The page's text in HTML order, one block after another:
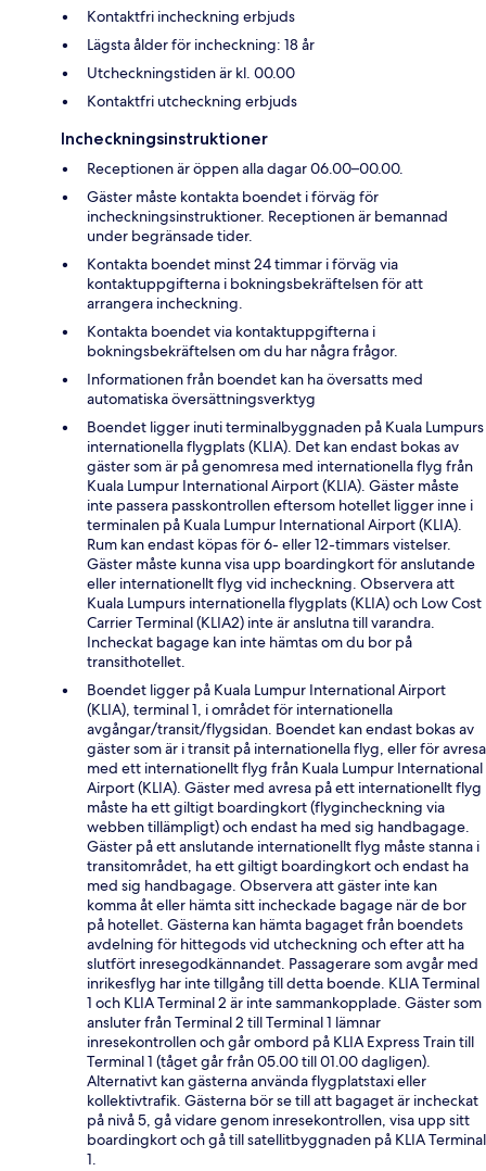
Kontaktfri incheckning erbjuds
Lägsta ålder för incheckning: 18 år
Utcheckningstiden är kl. 00.00
Kontaktfri utcheckning erbjuds
Incheckningsinstruktioner
Receptionen är öppen alla dagar 06.00–00.00.
Gäster måste kontakta boendet i förväg för
incheckningsinstruktioner. Receptionen är bemannad
under begränsade tider.
Kontakta boendet minst 24 timmar i förväg via
kontaktuppgifterna i bokningsbekräftelsen för att
arrangera incheckning.
Kontakta boendet via kontaktuppgifterna i
bokningsbekräftelsen om du har några frågor.
Informationen från boendet kan ha översatts med
automatiska översättningsverktyg
Boendet ligger inuti terminalbyggnaden på Kuala Lumpurs
internationella flygplats (KLIA). Det kan endast bokas av
gäster som är på genomresa med internationella flyg från
Kuala Lumpur International Airport (KLIA). Gäster måste
inte passera passkontrollen eftersom hotellet ligger inne i
terminalen på Kuala Lumpur International Airport (KLIA).
Rum kan endast köpas för 6- eller 12-timmars vistelser.
Gäster måste kunna visa upp boardingkort för anslutande
eller internationellt flyg vid incheckning. Observera att
Kuala Lumpurs internationella flygplats (KLIA) och Low Cost
Carrier Terminal (KLIA2) inte är anslutna till varandra.
Incheckat bagage kan inte hämtas om du bor på
transithotellet.
Boendet ligger på Kuala Lumpur International Airport
(KLIA), terminal 1, i området för internationella
avgångar/transit/flygsidan. Boendet kan endast bokas av
gäster som är i transit på internationella flyg, eller för avresa
med ett internationellt flyg från Kuala Lumpur International
Airport (KLIA). Gäster med avresa på ett internationellt flyg
måste ha ett giltigt boardingkort (flygincheckning via
webben tillämpligt) och endast ha med sig handbagage.
Gäster på ett anslutande internationellt flyg måste stanna i
transitområdet, ha ett giltigt boardingkort och endast ha
med sig handbagage. Observera att gäster inte kan
komma åt eller hämta sitt incheckade bagage när de bor
på hotellet. Gästerna kan hämta bagaget från boendets
avdelning för hittegods vid utcheckning och efter att ha
slutfört inresegodkännandet. Passagerare som avgår med
inrikesflyg har inte tillgång till detta boende. KLIA Terminal
1 och KLIA Terminal 2 är inte sammankopplade. Gäster som
ansluter från Terminal 2 till Terminal 1 lämnar
inresekontrollen och går ombord på KLIA Express Train till
Terminal 1 (tåget går från 05.00 till 01.00 dagligen).
Alternativt kan gästerna använda flygplatstaxi eller
kollektivtrafik. Gästerna bör se till att bagaget är incheckat
på nivå 5, gå vidare genom inresekontrollen, visa upp sitt
boardingkort och gå till satellitbyggnaden på KLIA Terminal
1.